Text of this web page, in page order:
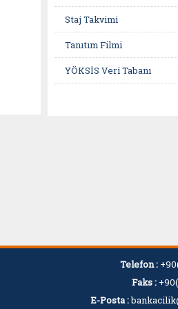
Staj Takvimi
Tanıtım Filmi
YÖKSİS Veri Tabanı
Telefon :
Faks :
E-Posta :